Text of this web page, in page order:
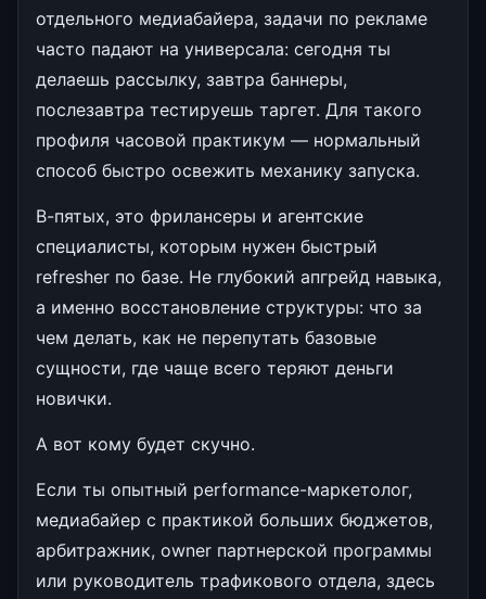
отдельного медиабайера, задачи по рекламе
часто падают на универсала: сегодня ты
делаешь рассылку, завтра баннеры,
послезавтра тестируешь таргет. Для такого
профиля часовой практикум — нормальный
способ быстро освежить механику запуска.
В-пятых, это фрилансеры и агентские
специалисты, которым нужен быстрый
refresher по базе. Не глубокий апгрейд навыка,
а именно восстановление структуры: что за
чем делать, как не перепутать базовые
сущности, где чаще всего теряют деньги
новички.
А вот кому будет скучно.
Если ты опытный performance-маркетолог,
медиабайер с практикой больших бюджетов,
арбитражник, owner партнерской программы
или руководитель трафикового отдела, здесь